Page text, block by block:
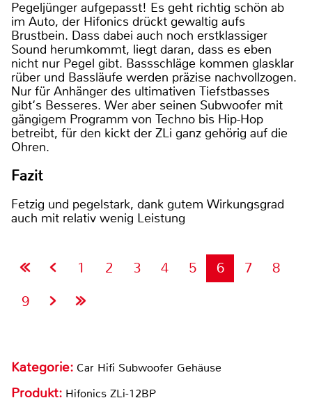
Pegeljünger aufgepasst! Es geht richtig schön ab
im Auto, der Hifonics drückt gewaltig aufs
Brustbein. Dass dabei auch noch erstklassiger
Sound herumkommt, liegt daran, dass es eben
nicht nur Pegel gibt. Bassschläge kommen glasklar
rüber und Bassläufe werden präzise nachvollzogen.
Nur für Anhänger des ultimativen Tiefstbasses
gibt‘s Besseres. Wer aber seinen Subwoofer mit
gängigem Programm von Techno bis Hip-Hop
betreibt, für den kickt der ZLi ganz gehörig auf die
Ohren.
Fazit
Fetzig und pegelstark, dank gutem Wirkungsgrad
auch mit relativ wenig Leistung
1 2 3 4 5 6 7
8
9
Kategorie: Car Hifi Subwoofer Gehäuse
Produkt: Hifonics ZLi-12BP